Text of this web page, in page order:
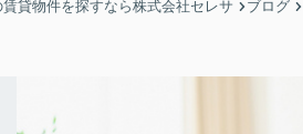
賃貸物件を探すなら株式会社セレサ ブログ